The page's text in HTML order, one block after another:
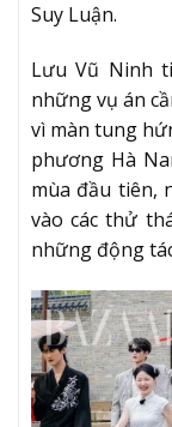
Suy Luận.
Lưu Vũ Ninh
những vụ án
vì màn tung
phương Hà
mùa đầu tiên,
vào các thử
những động